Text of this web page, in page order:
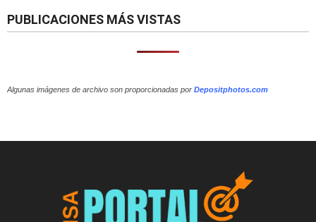
PUBLICACIONES MÁS VISTAS
Algunas imágenes de archivo son proporcionadas por Depositphotos.com